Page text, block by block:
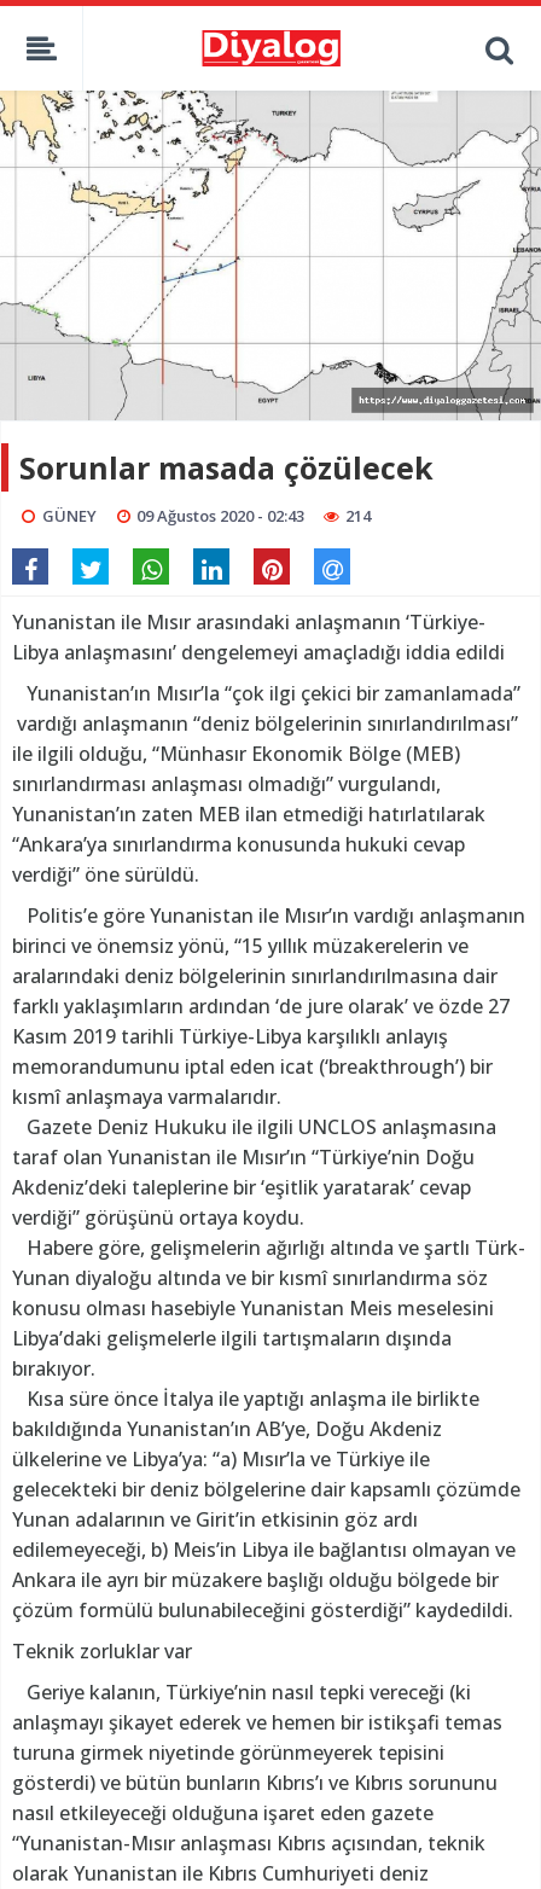
Sorunlar masada çözülecek
GÜNEY 09 Ağustos 2020 - 02:43 214
Yunanistan ile Mısır arasındaki anlaşmanın ‘Türkiye-
Libya anlaşmasını’ dengelemeyi amaçladığı iddia edildi
Yunanistan’ın Mısır’la “çok ilgi çekici bir zamanlamada”
vardığı anlaşmanın “deniz bölgelerinin sınırlandırılması”
ile ilgili olduğu, “Münhasır Ekonomik Bölge (MEB)
sınırlandırması anlaşması olmadığı” vurgulandı,
Yunanistan’ın zaten MEB ilan etmediği hatırlatılarak
“Ankara’ya sınırlandırma konusunda hukuki cevap
verdiği” öne sürüldü.
Politis’e göre Yunanistan ile Mısır’ın vardığı anlaşmanın
birinci ve önemsiz yönü, “15 yıllık müzakerelerin ve
aralarındaki deniz bölgelerinin sınırlandırılmasına dair
farklı yaklaşımların ardından ‘de jure olarak’ ve özde 27
Kasım 2019 tarihli Türkiye-Libya karşılıklı anlayış
memorandumunu iptal eden icat (‘breakthrough’) bir
kısmî anlaşmaya varmalarıdır.
Gazete Deniz Hukuku ile ilgili UNCLOS anlaşmasına
taraf olan Yunanistan ile Mısır’ın “Türkiye’nin Doğu
Akdeniz’deki taleplerine bir ‘eşitlik yaratarak’ cevap
verdiği” görüşünü ortaya koydu.
Habere göre, gelişmelerin ağırlığı altında ve şartlı Türk-
Yunan diyaloğu altında ve bir kısmî sınırlandırma söz
konusu olması hasebiyle Yunanistan Meis meselesini
Libya’daki gelişmelerle ilgili tartışmaların dışında
bırakıyor.
Kısa süre önce İtalya ile yaptığı anlaşma ile birlikte
bakıldığında Yunanistan’ın AB’ye, Doğu Akdeniz
ülkelerine ve Libya’ya: “a) Mısır’la ve Türkiye ile
gelecekteki bir deniz bölgelerine dair kapsamlı çözümde
Yunan adalarının ve Girit’in etkisinin göz ardı
edilemeyeceği, b) Meis’in Libya ile bağlantısı olmayan ve
Ankara ile ayrı bir müzakere başlığı olduğu bölgede bir
çözüm formülü bulunabileceğini gösterdiği” kaydedildi.
Teknik zorluklar var
Geriye kalanın, Türkiye’nin nasıl tepki vereceği (ki
anlaşmayı şikayet ederek ve hemen bir istikşafi temas
turuna girmek niyetinde görünmeyerek tepisini
gösterdi) ve bütün bunların Kıbrıs’ı ve Kıbrıs sorununu
nasıl etkileyeceği olduğuna işaret eden gazete
“Yunanistan-Mısır anlaşması Kıbrıs açısından, teknik
olarak Yunanistan ile Kıbrıs Cumhuriyeti deniz